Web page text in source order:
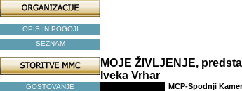
OPIS IN POGOJI
SEZNAM
GOSTOVANJE
MOJE ŽIVLJENJE,
Iveka Vrhar
MCP-Spodnji